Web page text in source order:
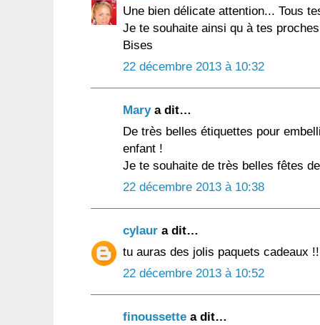
Une bien délicate attention... Tous
Je te souhaite ainsi qu à tes
Bises
22 décembre 2013 à 10:32
Marya dit…
De très belles étiquettes pour
enfant !
Je te souhaite de très belles fêtes
22 décembre 2013 à 10:38
cylaur a dit…
tu auras des jolis paquets cadeaux !!
22 décembre 2013 à 10:52
finoussette a dit…